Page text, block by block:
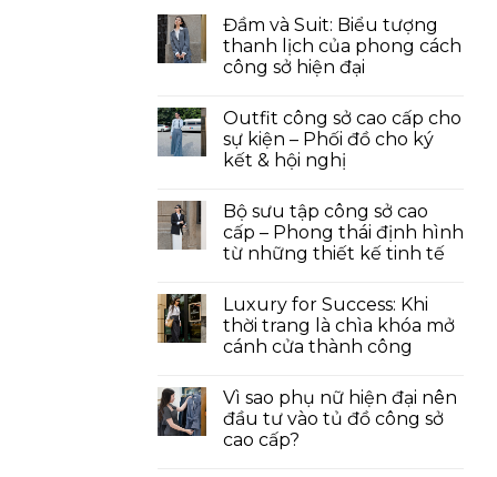
Đầm và Suit: Biểu tượng
thanh lịch của phong cách
công sở hiện đại
Outfit công sở cao cấp cho
sự kiện – Phối đồ cho ký
kết & hội nghị
Bộ sưu tập công sở cao
cấp – Phong thái định hình
từ những thiết kế tinh tế
Luxury for Success: Khi
thời trang là chìa khóa mở
cánh cửa thành công
Vì sao phụ nữ hiện đại nên
đầu tư vào tủ đồ công sở
cao cấp?